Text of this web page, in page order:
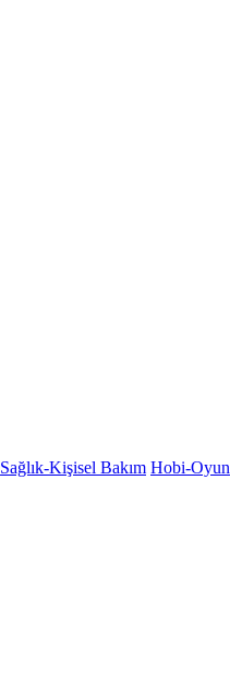
Sağlık-Kişisel Bakım Hobi-Oyun